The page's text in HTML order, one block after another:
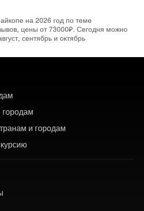
на 2026 год по теме
цены от 73000₽. Сегодня можно
сентябрь и октябрь
и городам